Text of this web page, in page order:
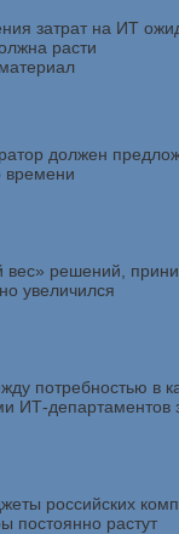
затрат на ИТ
расти
должен
времени
вес» решений,
увеличился
потребностью в
ИТ-департаментов
российских
постоянно растут